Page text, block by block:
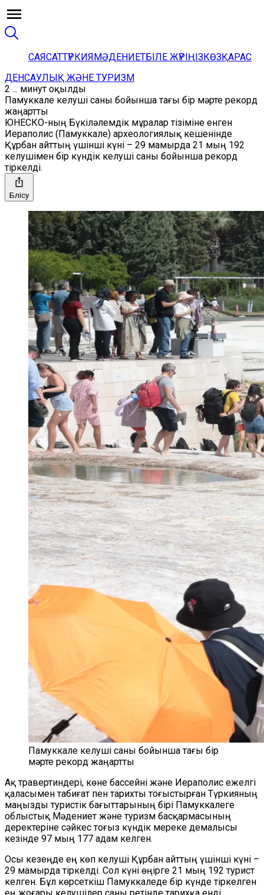
САЯСАТТҮРКИЯМӘДЕНИЕТБІЛЕ ЖҮРІҢІЗКӨЗҚАРАС
ДЕНСАУЛЫҚ ЖӘНЕ ТУРИЗМ
2 ... минут оқылды
Памуккале келуші саны бойынша тағы бір мәрте рекорд
жаңартты
ЮНЕСКО-ның Бүкіләлемдік мұралар тізіміне енген
Иераполис (Памуккале) археологиялық кешенінде
Құрбан айттың үшінші күні – 29 мамырда 21 мың 192
келушімен бір күндік келуші саны бойынша рекорд
тіркелді.
Бөлісу
Памуккале келуші саны бойынша тағы бір
мәрте рекорд жаңартты
Ақ травертиндері, көне бассейні және Иераполис ежелгі
қаласымен табиғат пен тарихты тоғыстырған Түркияның
маңызды туристік бағыттарының бірі Памуккалеге
облыстық Мәдениет және туризм басқармасының
деректеріне сәйкес тоғыз күндік мереке демалысы
кезінде 97 мың 177 адам келген.
Осы кезеңде ең көп келуші Құрбан айттың үшінші күні –
29 мамырда тіркелді. Сол күні өңірге 21 мың 192 турист
келген. Бұл көрсеткіш Памуккаледе бір күнде тіркелген